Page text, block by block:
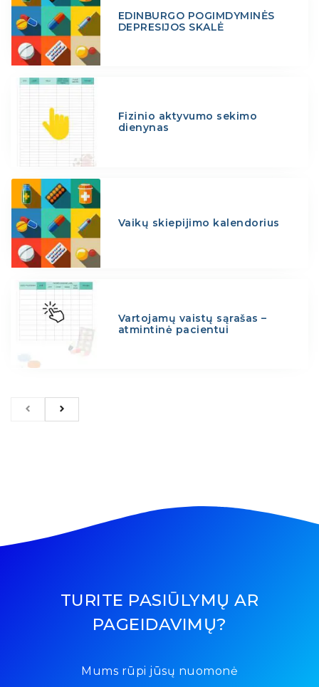
EDINBURGO POGIMDYMINĖS
DEPRESIJOS SKALĖ
Fizinio aktyvumo sekimo
dienynas
Vaikų skiepijimo kalendorius
Vartojamų vaistų sąrašas –
atmintinė pacientui
TURITE PASIŪLYMŲ AR
PAGEIDAVIMŲ?
Mums rūpi jūsų nuomonė